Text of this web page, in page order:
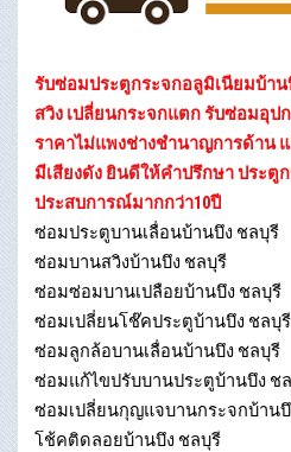
รับซ่อมประตูกระจกอลูมิเนียมบ้า
สวิง เปลี่ยนกระจกแตก รับซ่อมอุป
ราคาไม่แพงช่างชำนาญการด้าน
มีเสียงดัง ยินดีให้คำปรึกษา ประตู
ประสบการณ์มากกว่า10ปี
ซ่อมประตูบานเลื่อนบ้านบึง ชลบุรี
ซ่อมบานสวิงบ้านบึง ชลบุรี
ซ่อมซ่อมบานเปลือยบ้านบึง ชลบุรี
ซ่อมเปลี่ยนโช๊คประตูบ้านบึง ชลบุรี
ซ่อมลูกล้อบานเลื่อนบ้านบึง ชลบุรี
ซ่อมแก้ไขปรับบานประตูบ้านบึง ช
ซ่อมเปลี่ยนกุญแจบานกระจกบ้าน
โช้คติดลอยบ้านบึง ชลบุรี